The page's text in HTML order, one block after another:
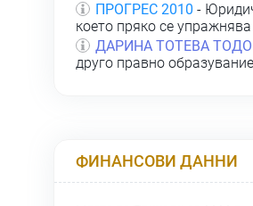
ПРОГРЕС 2010 -
което пряко се
ДАРИНА ТОТЕВА
друго правно
ФИНАНСОВИ ДАННИ